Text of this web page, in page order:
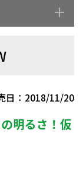
日：2018/11/20
明るさ！仮